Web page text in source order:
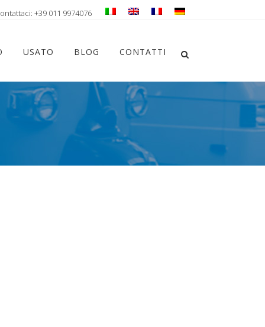
+39 011 9974076
USATO BLOG CONTATTI